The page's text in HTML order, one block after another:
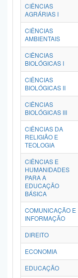
CIÊNCIAS
AGRÁRIAS I
CIÊNCIAS
AMBIENTAIS
CIÊNCIAS
BIOLÓGICAS I
CIÊNCIAS
BIOLÓGICAS II
CIÊNCIAS
BIOLÓGICAS III
CIÊNCIAS DA
RELIGIÃO E
TEOLOGIA
CIÊNCIAS E
HUMANIDADES
PARA A
EDUCAÇÃO
BÁSICA
COMUNICAÇÃO E
INFORMAÇÃO
DIREITO
ECONOMIA
EDUCAÇÃO